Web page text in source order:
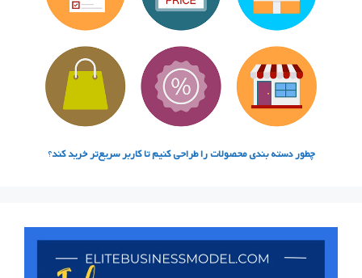
چطور دسته‌ بندی محصولات را طراحی کنیم تا کاربر سریع‌تر خرید کند؟